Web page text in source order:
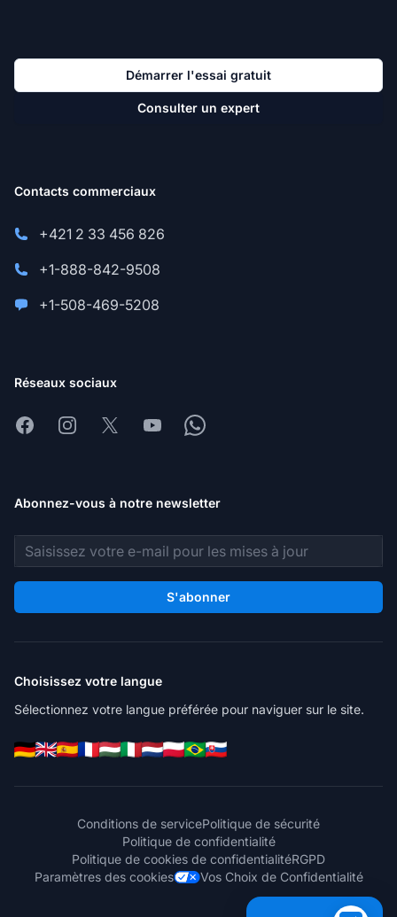
Démarrer l'essai gratuit
Consulter un expert
Contacts commerciaux
+421 2 33 456 826
+1-888-842-9508
+1-508-469-5208
Réseaux sociaux
FacebookInstagram
X YoutubeWhatsapp
Abonnez-vous à notre newsletter
Adresse e-mail
S'abonner
Choisissez votre langue
Sélectionnez votre langue préférée pour naviguer sur le site.
Conditions de servicePolitique de sécurité
Politique de confidentialité
Politique de cookies de confidentialitéRGPD
Paramètres des cookies
Vos Choix de Confidentialité